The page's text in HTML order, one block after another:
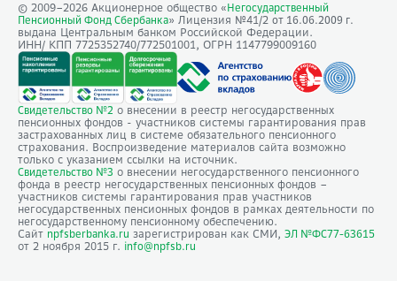
© 2009–2026 Акционерное общество « Негосударственный
Пенсионный Фонд Сбербанка» Лицензия №41/2 от 16.06.2009 г.
выдана Центральным банком Российской Федерации.
ИНН/ КПП 7725352740/772501001, ОГРН 1147799009160
Свидетельство №2 о внесении в реестр негосударственных
пенсионных фондов - участников системы гарантирования прав
застрахованных лиц в системе обязательного пенсионного
страхования. Воспроизведение материалов сайта возможно
только с указанием ссылки на источник.
Свидетельство №3 о внесении негосударственного пенсионного
фонда в реестр негосударственных пенсионных фондов –
участников системы гарантирования прав участников
негосударственных пенсионных фондов в рамках деятельности по
негосударственному пенсионному обеспечению.
Сайт npfsberbanka.ru зарегистрирован как СМИ, ЭЛ №ФС77-63615
от 2 ноября 2015 г. info@npfsb.ru